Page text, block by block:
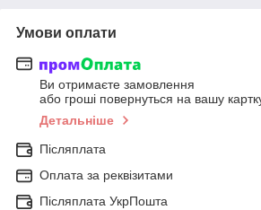
Умови оплати
Ви отримаєте замовлення
або гроші повернуться на вашу
Детальніше
Післяплата
Оплата за реквізитами
Післяплата УкрПошта